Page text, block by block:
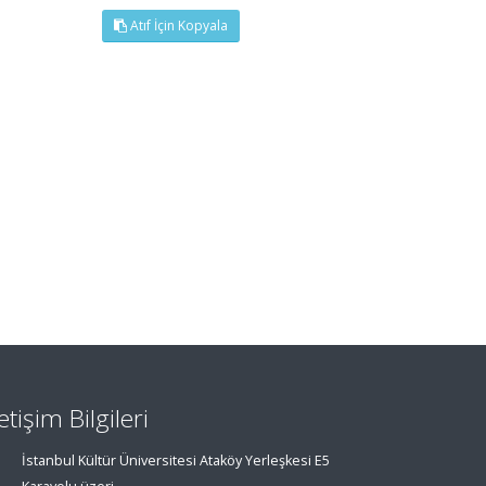
Atıf İçin Kopyala
Bilgileri
İstanbul Kültür Üniversitesi Ataköy Yerleşkesi E5